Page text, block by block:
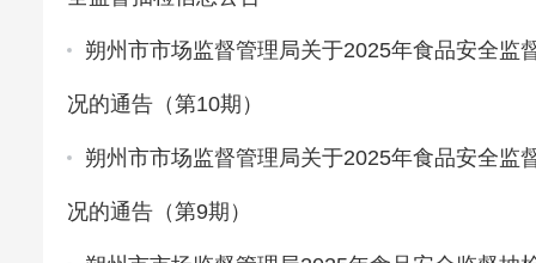
朔州市市场监督管理局关于2025年食品安全监
况的通告（第10期）
朔州市市场监督管理局关于2025年食品安全监
况的通告（第9期）